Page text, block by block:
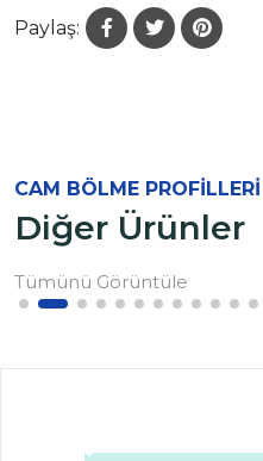
Paylaş:
CAM BÖLME PROFILLERI
Diğer Ürünler
Tümünü Görüntüle